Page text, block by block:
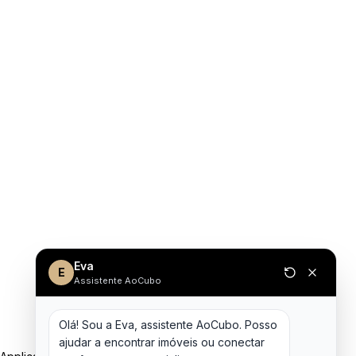
E Eva
Assistente AoCubo
Olá! Sou a Eva, assistente AoCubo. Posso
ajudar a encontrar imóveis ou conectar